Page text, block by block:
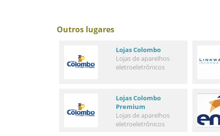
Outros lugares
Lojas Colombo
Lojas de aparelhos
eletroeletrônicos
Lojas Colombo
Premium
Lojas de aparelhos
eletroeletrônicos